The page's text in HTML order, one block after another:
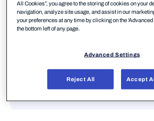
All Cookies”, you agree to the storing of cookies on your
navigation, analyze site usage, and assist in our
your preferences at any time by clicking on the
the bottom left of any page.
Advanced Settings
Reject All Accept